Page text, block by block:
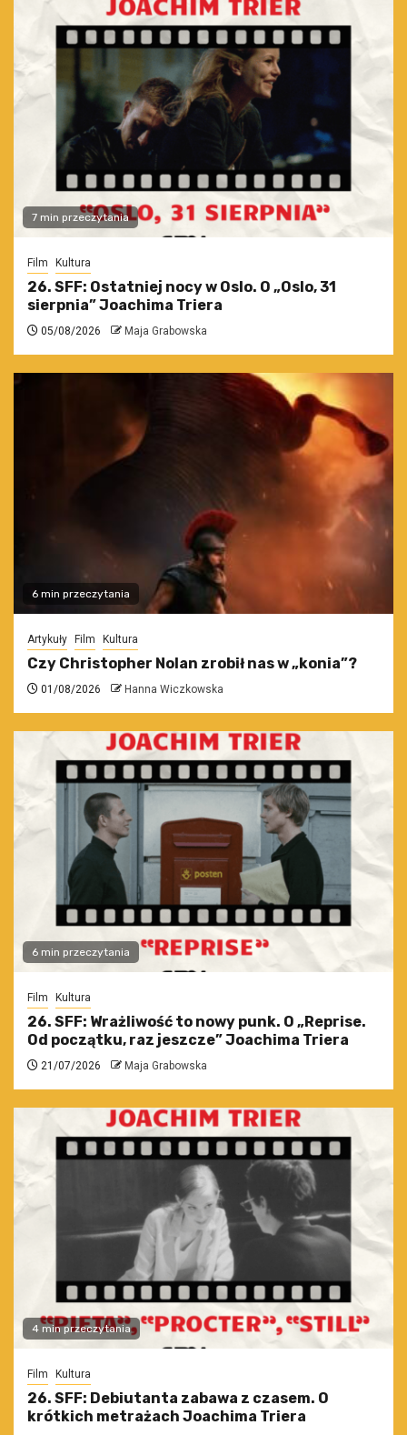
7 min przeczytania
Film Kultura
26. SFF: Ostatniej nocy w Oslo. O „Oslo, 31
sierpnia” Joachima Triera
05/08/2026 Maja Grabowska
6 min przeczytania
Artykuły Film Kultura
Czy Christopher Nolan zrobił nas w „konia”?
01/08/2026 Hanna Wiczkowska
6 min przeczytania
Film Kultura
26. SFF: Wrażliwość to nowy punk. O „Reprise.
Od początku, raz jeszcze” Joachima Triera
21/07/2026 Maja Grabowska
4 min przeczytania
Film Kultura
26. SFF: Debiutanta zabawa z czasem. O
krótkich metrażach Joachima Triera